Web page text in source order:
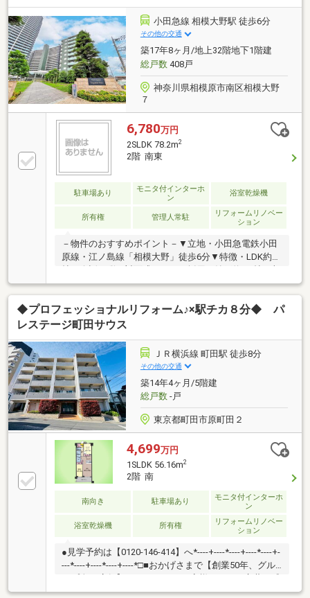
小田急線 相模大野駅 徒歩6分
その他の交通
築17年8ヶ月/地上32階地下1階建
総戸数408戸
神奈川県相模原市南区相模大野
７
6,780万円
2SLDK 78.2m2
2階 南東
駐車場あり
モニタ付インターホ
ン
浴室乾燥機
所有権 管理人常駐
リフォームリノベー
ション
－物件のおすすめポイント－▼立地・小田急電鉄小田
原線・江ノ島線「相模大野」徒歩6分▼特徴・LDK約14
帖、会話が弾む対面式キッチン採用・納戸約4.9帖は収
納付、多用途に活用可能・WIC等、室内随所に収納を
確保・ペット飼育可能(細則有)▼2026年6月室内リフォ
ーム内容【交換】キッチン、UB、トイレ【貼替】床ク
ロス【その他】ハウスクリーニング 他▼周辺環境・
野小学校 徒歩10分(約730m)■ ご希望の住まい探しをお
手伝いします ━━━━━・・・物件の詳細・ご相談は
お気軽にお問い合わせください。
◆プロフェッショナルリフォーム♪×駅チカ８分◆ パ
レステージ町田サウス
ＪＲ横浜線 町田駅 徒歩8分
その他の交通
築14年4ヶ月/5階建
総戸数-戸
東京都町田市原町田２
4,699万円
1SLDK 56.16m2
2階 南
南向き 駐車場あり
モニタ付インターホ
ン
浴室乾燥機 所有権
リフォームリノベー
ション
●見学予約は【0120-146-414】へ*----+----*----+----*----+-
---*----+----*----+----*□■おかげさまで【創業50年、グル
ープ全28店舗】■□たくさんのお客様からのお言葉に感
謝してこれからも楽しく素敵なお家探しをお約束しま